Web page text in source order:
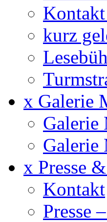
kurz
x Galerie
Galerie
Galerie
x Presse
Kontakt
Presse